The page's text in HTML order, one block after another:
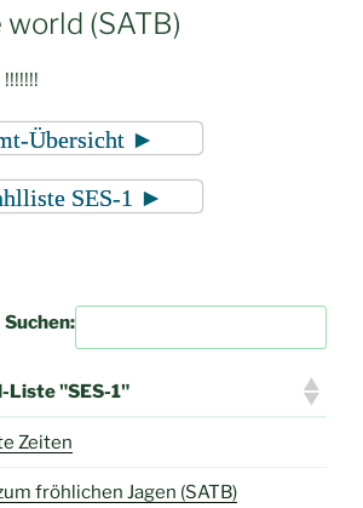
(SATB)
Übersicht ►
SES-1 ►
Suchen:
Liste "SES-1"
"SES-1"
Zeiten
fröhlichen Jagen (SATB)